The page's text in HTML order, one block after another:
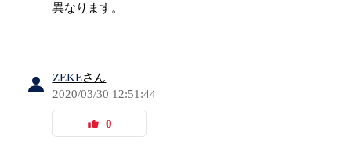
異なります。
ZEKEさん
2020/03/30 12:51:44
0